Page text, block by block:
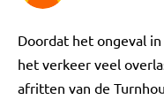
Doordat het ongeval
het verkeer veel
afritten van de